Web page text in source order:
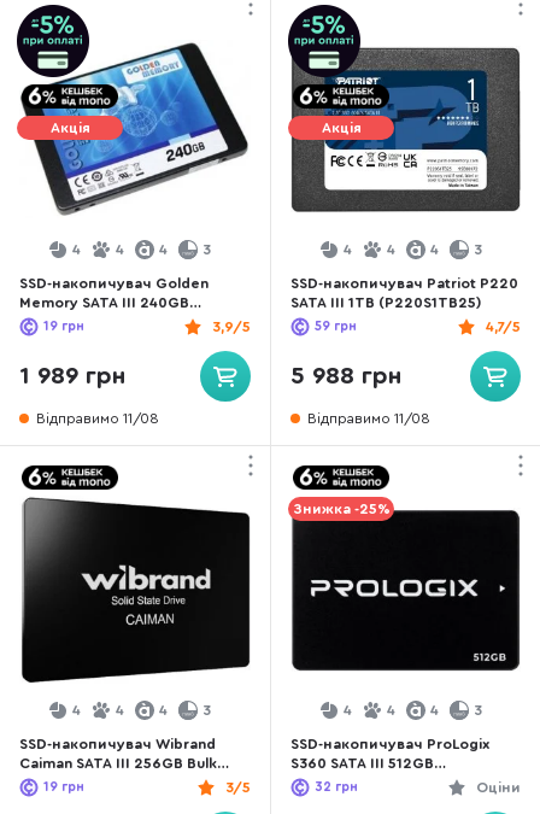
Акція
4 4 4 3
SSD-накопичувач Golden
Memory SATA III 240GB
(GMSSD240GB)
3,9/5
19 грн
1 989 грн
Відправимо 11/08
Акція
4 4 4 3
SSD-накопичувач Patriot P220
SATA III 1TB (P220S1TB25)
4,7/5
59 грн
5 988 грн
Відправимо 11/08
4 4 4 3
SSD-накопичувач Wibrand
Caiman SATA III 256GB Bulk
(WI2.5SSD/CA256GB)
3/5
19 грн
Знижка -25%
4 4 4 3
SSD-накопичувач ProLogix
S360 SATA III 512GB
(PRO512GS360)
Оціни
32 грн